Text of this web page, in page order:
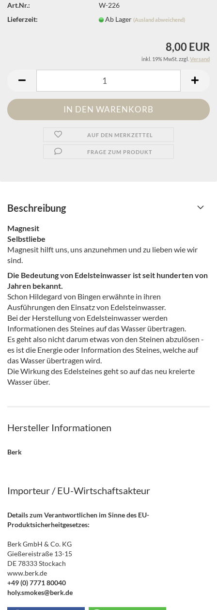
Art.Nr.:
W-226
Lieferzeit:
Ab Lager(Ausland abweichend)
8,00 EUR
inkl. 19% MwSt. zzgl. Versand
AUF DEN MERKZETTEL
FRAGE ZUM PRODUKT
Beschreibung
Magnesit
Selbstliebe
Magnesit hilft uns, uns anzunehmen und zu lieben wie wir
sind.
Die Bedeutung von Edelsteinwasser ist seit hunderten von
Jahren bekannt.
Schon Hildegard von Bingen erwähnte in ihren
Ausführungen den Einsatz von Edelsteinwasser.
Bei der Herstellung von Edelsteinwasser werden
Informationen des Steines auf das Wasser übertragen.
Es geht also nicht darum etwas von den Steinen abzulösen -
es ist die Energie oder Information des Steines, welche auf
das Wasser übertragen wird.
Die Wirkung des Edelsteines geht so auf das neu kreierte
Wasser über.
Hersteller Informationen
Berk
Importeur / EU-Wirtschaftsakteur
Details zum Verantwortlichen im Sinne des EU-
Produktsicherheitgesetzes:
Berk GmbH & Co. KG
Gießereistraße 13-15
DE 78333 Stockach
www.berk.de
+49 (0) 7771 80040
holy.smokes@berk.de